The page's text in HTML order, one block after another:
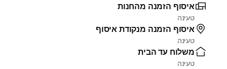
איסוף הזמנה מהחנות
טעינה
איסוף הזמנה מנקודת איסוף
טעינה
משלוח עד הבית
טעינה